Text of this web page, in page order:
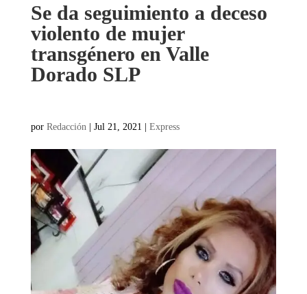
Se da seguimiento a deceso
violento de mujer
transgénero en Valle
Dorado SLP
por Redacción | Jul 21, 2021 | Express